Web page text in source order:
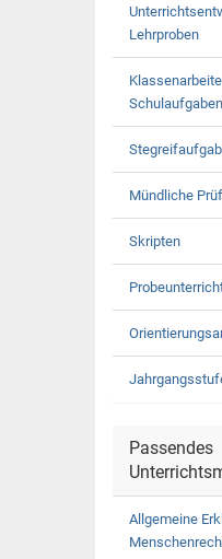
Lehrproben
Schulaufgaben
Mündliche
Skripten
Passendes
Allgemeine